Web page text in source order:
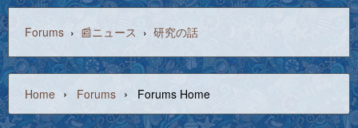
Forums › 📰ニュース › 研究の話
Home › Forums › Forums Home